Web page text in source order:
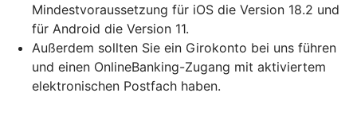
Mindestvoraussetzung für iOS die Version 18.2 und
für Android die Version 11.
Außerdem sollten Sie ein Girokonto bei uns führen
und einen OnlineBanking-Zugang mit aktiviertem
elektronischen Postfach haben.